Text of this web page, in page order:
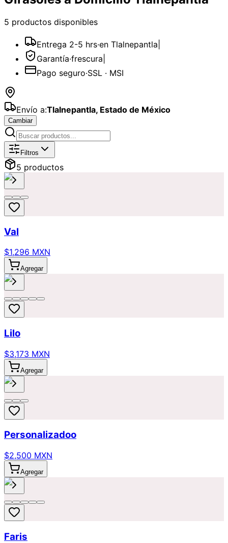
5 productos disponibles
Entrega 2-5 hrs·en Tlalnepantla
Garantía·frescura
Pago seguro·SSL · MSI
Envío a:Tlalnepantla, Estado de México
Cambiar
Catálogo deGirasoles
Filtros
5 productos
Val
$1,296 MXN
Agregar
Lilo
$3,173 MXN
Agregar
Personalizadoo
$2,500 MXN
Agregar
Faris